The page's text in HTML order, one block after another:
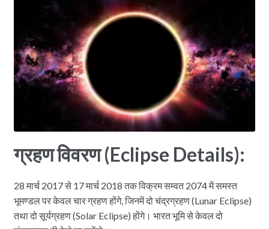
ग्रहण विवरण (Eclipse Details):
28 मार्च 2017 से 17 मार्च 2018 तक विक्रम सम्वत 2074 में समस्त
भूमण्डल पर केवल चार ग्रहण होंगे, जिनमें दो चंद्रग्रहण (Lunar Eclipse)
तथा दो सूर्यग्रहण (Solar Eclipse) होंगे। भारत भूमि से केवल दो